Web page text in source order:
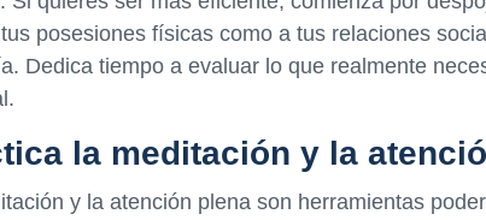
posesiones físicas como a tus relaciones
Dedica tiempo a evaluar lo que realmente
la meditación y la
y la atención plena son herramientas